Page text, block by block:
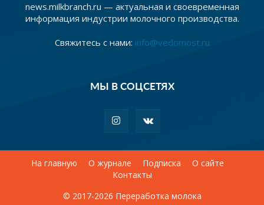
news.milkbranch.ru — актуальная и своевременная
информация индустрии молочного производства.
Свяжитесь с нами: info@vedomost.ru
МЫ В СОЦСЕТЯХ
На главную О журнале Подписка
О сайте
Контакты
© 2017-2026 Переработка молока